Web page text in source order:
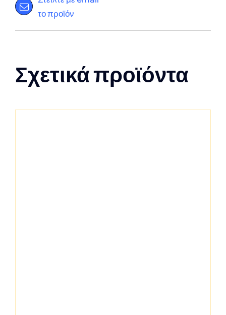
το προϊόν
Σχετικά προϊόντα